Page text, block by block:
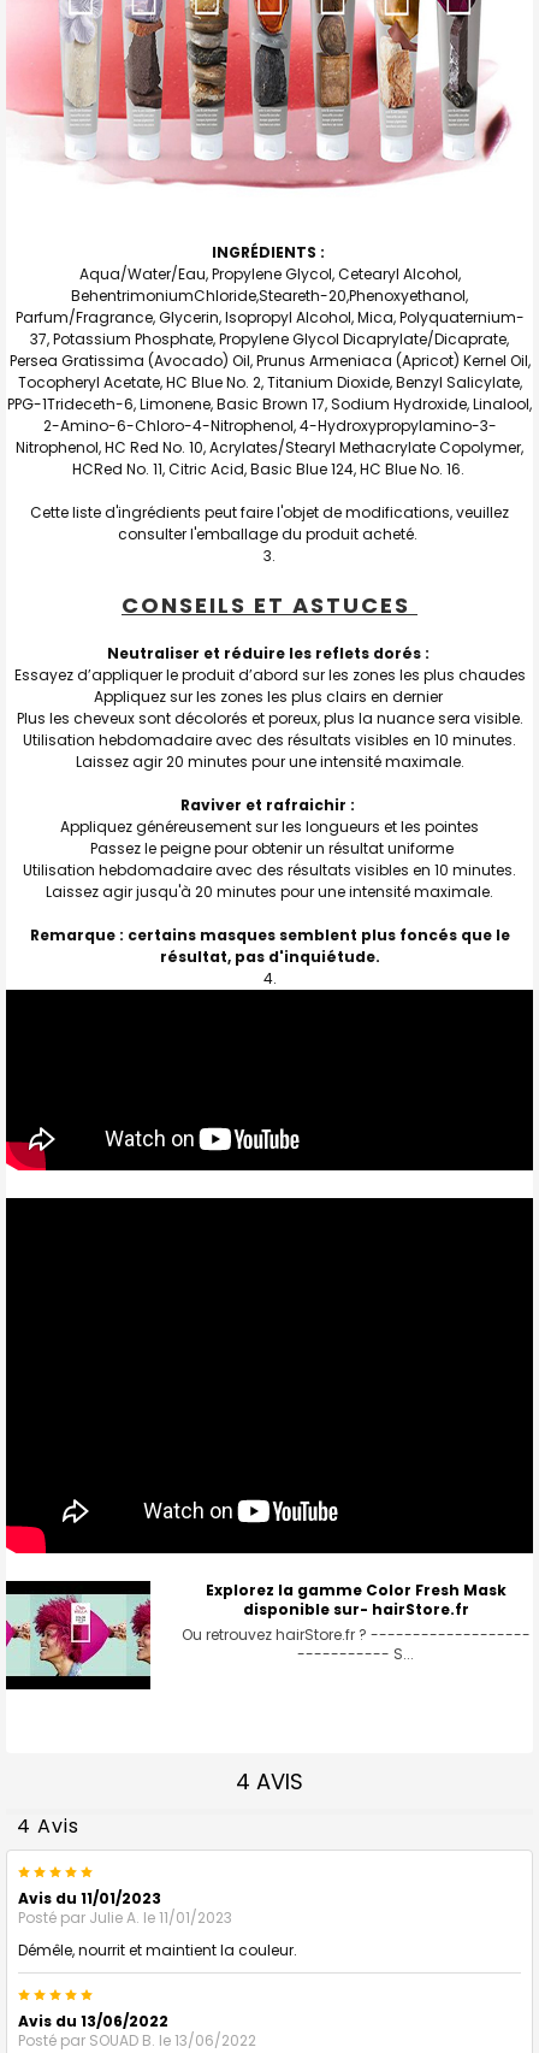
INGRÉDIENTS :
Aqua/Water/Eau, Propylene Glycol, Cetearyl Alcohol,
BehentrimoniumChloride,Steareth-20,Phenoxyethanol,
Parfum/Fragrance, Glycerin, Isopropyl Alcohol, Mica, Polyquaternium-
37, Potassium Phosphate, Propylene Glycol Dicaprylate/Dicaprate,
Persea Gratissima (Avocado) Oil, Prunus Armeniaca (Apricot) Kernel Oil,
Tocopheryl Acetate, HC Blue No. 2, Titanium Dioxide, Benzyl Salicylate,
PPG-1Trideceth-6, Limonene, Basic Brown 17, Sodium Hydroxide, Linalool,
2-Amino-6-Chloro-4-Nitrophenol, 4-Hydroxypropylamino-3-
Nitrophenol, HC Red No. 10, Acrylates/Stearyl Methacrylate Copolymer,
HCRed No. 11, Citric Acid, Basic Blue 124, HC Blue No. 16.
Cette liste d'ingrédients peut faire l'objet de modifications, veuillez
consulter l'emballage du produit acheté.
CONSEILS ET ASTUCES
Neutraliser et réduire les reflets dorés :
Essayez d’appliquer le produit d’abord sur les zones les plus chaudes
Appliquez sur les zones les plus clairs en dernier
Plus les cheveux sont décolorés et poreux, plus la nuance sera visible.
Utilisation hebdomadaire avec des résultats visibles en 10 minutes.
Laissez agir 20 minutes pour une intensité maximale.
Raviver et rafraichir :
Appliquez généreusement sur les longueurs et les pointes
Passez le peigne pour obtenir un résultat uniforme
Utilisation hebdomadaire avec des résultats visibles en 10 minutes.
Laissez agir jusqu'à 20 minutes pour une intensité maximale.
Remarque : certains masques semblent plus foncés que le
résultat, pas d'inquiétude.
Explorez la gamme Color Fresh Mask
disponible sur- hairStore.fr
Ou retrouvez hairStore.fr ? -------------------
----------- S...
4 AVIS
4 Avis
5
Avis du 11/01/2023
Posté par Julie A. le 11/01/2023
Démêle, nourrit et maintient la couleur.
5
Avis du 13/06/2022
Posté par SOUAD B. le 13/06/2022